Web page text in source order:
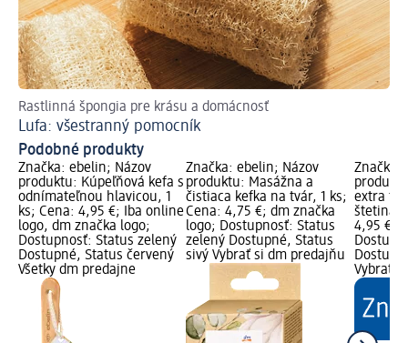
Rastlinná špongia pre krásu a domácnosť
Lufa: všestranný pomocník
Podobné produkty
Značka: ebelin; Názov
produktu: Kúpeľňová kefa s
odnímateľnou hlavicou, 1
ks; Cena: 4,95 €; Iba online
logo, dm značka logo;
Dostupnosť: Status zelený
Dostupné, Status červený
Všetky dm predajne
Značka: ebelin; Názov
produktu: Masážna a
čistiaca kefka na tvár, 1 ks;
Cena: 4,75 €; dm značka
logo; Dostupnosť: Status
zelený Dostupné, Status
sivý Vybrať si dm predajňu
Značka:
extra
4,95 €;
Vybrať